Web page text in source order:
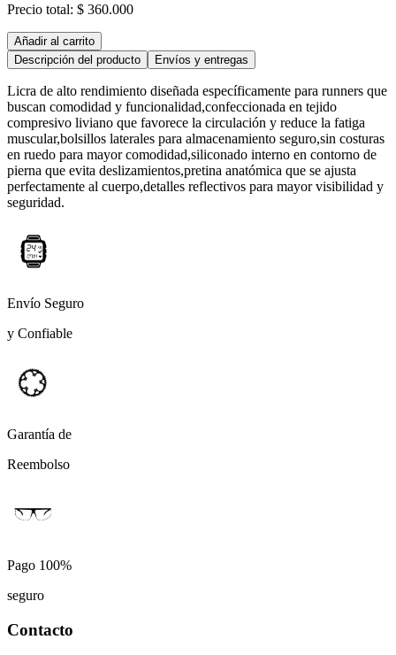
Precio total: $ 360.000
Añadir al carrito
Descripción del producto
Envíos y entregas
Licra de alto rendimiento diseñada específicamente para runners que
buscan comodidad y funcionalidad,confeccionada en tejido
compresivo liviano que favorece la circulación y reduce la fatiga
muscular,bolsillos laterales para almacenamiento seguro,sin costuras
en ruedo para mayor comodidad,siliconado interno en contorno de
pierna que evita deslizamientos,pretina anatómica que se ajusta
perfectamente al cuerpo,detalles reflectivos para mayor visibilidad y
seguridad.
Envío Seguro
y Confiable
Garantía de
Reembolso
Pago 100%
seguro
Contacto